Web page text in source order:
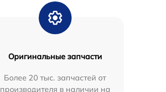
Оригинальные запчасти
Более 20 тыс. запчастей от
производителя в наличии на